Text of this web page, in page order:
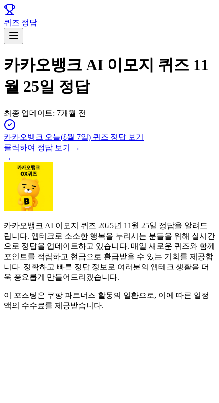
퀴즈 정답
카카오뱅크 AI 이모지 퀴즈 11
월 25일 정답
최종 업데이트: 7개월 전
카카오뱅크 오늘(8월 7일) 퀴즈 정답 보기
클릭하여 정답 보기 →
→
카카오뱅크 AI 이모지 퀴즈 2025년 11월 25일 정답을 알려드
립니다. 앱테크로 소소한 행복을 누리시는 분들을 위해 실시간
으로 정답을 업데이트하고 있습니다. 매일 새로운 퀴즈와 함께
포인트를 적립하고 현금으로 환급받을 수 있는 기회를 제공합
니다. 정확하고 빠른 정답 정보로 여러분의 앱테크 생활을 더
욱 풍요롭게 만들어드리겠습니다.
이 포스팅은 쿠팡 파트너스 활동의 일환으로, 이에 따른 일정
액의 수수료를 제공받습니다.